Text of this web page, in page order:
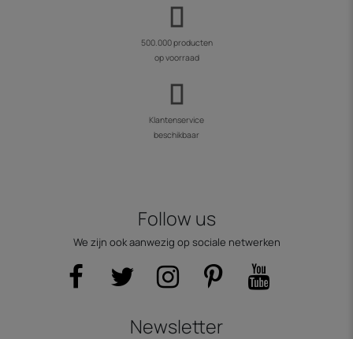
500.000 producten
op voorraad
Klantenservice
beschikbaar
Follow us
We zijn ook aanwezig op sociale netwerken
Newsletter